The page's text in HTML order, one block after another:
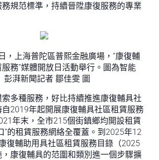
規范標準，持續晉陞康復服務的專業
，上海普陀區普熙金融廣場，“康復輔
務”媒體開放日活動舉行。圖為智能
彭湃新聞記者 鄒佳雯 圖
多種服務，好比持續推進康復輔具社
2019年起開展康復輔具社區租賃服務
年末，全市215個街鎮鄉均開設租賃
”的租賃服務網絡全覆蓋。到2025年12
復輔助用具社區租賃服務目錄（2025
康復輔具的范圍和類別進一個步驟擴